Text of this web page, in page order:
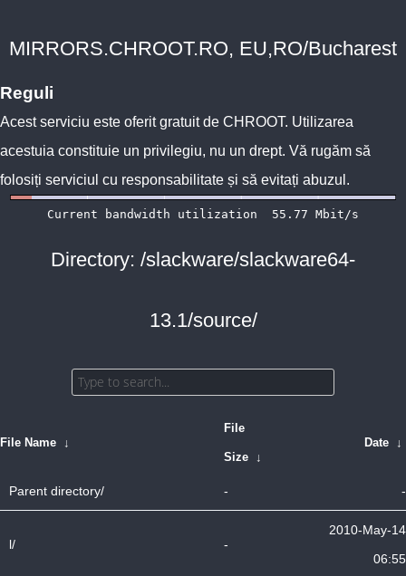
MIRRORS.CHROOT.RO, EU,RO/Bucharest
Reguli
Acest serviciu este oferit gratuit de CHROOT. Utilizarea
acestuia constituie un privilegiu, nu un drept. Vă rugăm să
folosiți serviciul cu responsabilitate și să evitați abuzul.
Directory: /slackware/slackware64-
13.1/source/
File Name ↓
File
Size ↓
Date ↓
Parent directory/ - -
l/ -
2010-May-14
06:55